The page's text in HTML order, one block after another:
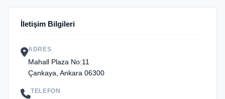
İletişim Bilgileri
ADRES
Mahall Plaza No:11
Çankaya, Ankara 06300
TELEFON